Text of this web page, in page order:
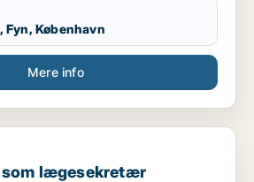
Fyn, København
Mere info
lægesekretær
som lægesekretær